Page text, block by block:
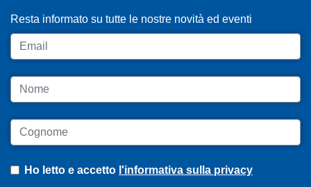
Resta informato su tutte le nostre novità ed eventi
Email
Nome
Cognome
Ho letto e accetto l'informativa sulla privacy